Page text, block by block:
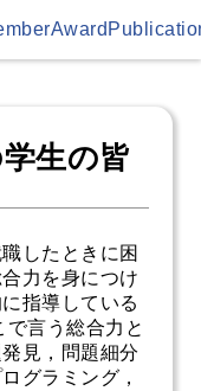
Award
生の皆
したときに困
力を身につけ
指導している
言う総合力と
見，問題細分
グラミング，